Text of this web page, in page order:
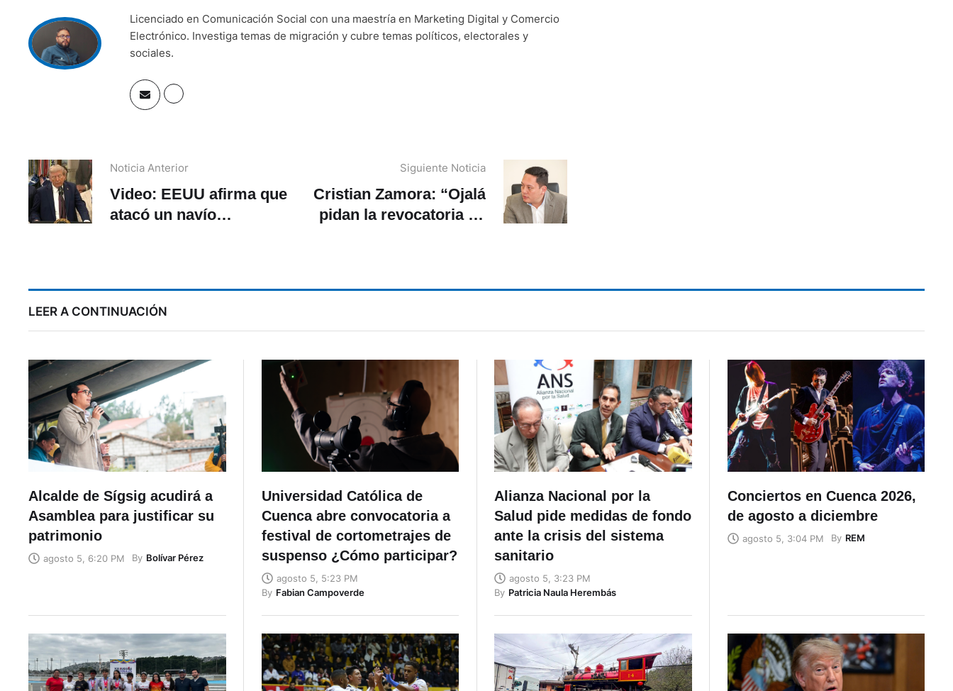
Licenciado en Comunicación Social con una maestría en Marketing Digital y Comercio
Electrónico. Investiga temas de migración y cubre temas políticos, electorales y
sociales.
Noticia Anterior
Video: EEUU afirma que
atacó un navío
Siguiente Noticia
Cristian Zamora: “Ojalá
pidan la revocatoria de
LEER A CONTINUACIÓN
Alcalde de Sígsig acudirá a
Asamblea para justificar su
patrimonio
agosto 5, 6:20 PM By Bolívar Pérez
Universidad Católica de
Cuenca abre convocatoria a
festival de cortometrajes de
suspenso ¿Cómo participar?
agosto 5, 5:23 PM
By Fabian Campoverde
Alianza Nacional por la
Salud pide medidas de fondo
ante la crisis del sistema
sanitario
agosto 5, 3:23 PM
By Patricia Naula Herembás
Conciertos en Cuenca 2026,
de agosto a diciembre
agosto 5, 3:04 PM By REM